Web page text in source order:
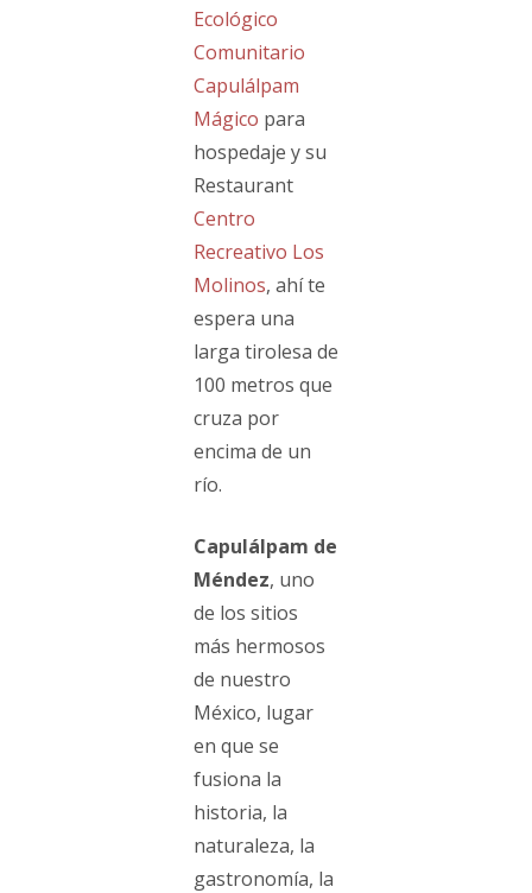
Ecológico
Comunitario
Capulálpam
Mágico para
hospedaje y su
Restaurant
Centro
Recreativo Los
Molinos, ahí te
espera una
larga tirolesa de
100 metros que
cruza por
encima de un
río.
Capulálpam de
Méndez, uno
de los sitios
más hermosos
de nuestro
México, lugar
en que se
fusiona la
historia, la
naturaleza, la
gastronomía, la